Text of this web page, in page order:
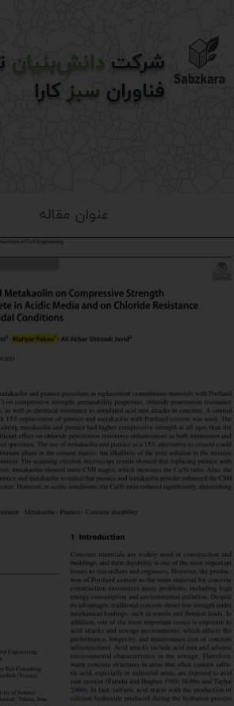
شرکت دانش‌بنیان
فناوران سبزکارا
عنوان مقاله